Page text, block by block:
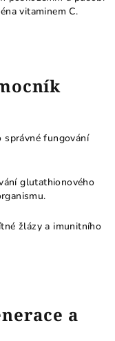
vitaminem C.
správné fungování
glutathionového
žlázy a imunitního
a